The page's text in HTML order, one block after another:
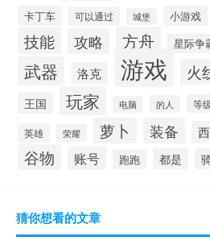
卡丁车
可以通过 城堡 小游戏
技能 攻略 方舟 星际争
武器 洛克 游戏 火
王国 玩家 电脑 的人 等
英雄 荣耀 萝卜 装备
谷物 账号 跑跑 都是
猜你想看的文章